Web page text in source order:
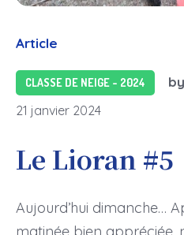
Article
CLASSE DE NEIGE - 2024 by
21 janvier 2024
Le Lioran #5
Aujourd’hui dimanche…